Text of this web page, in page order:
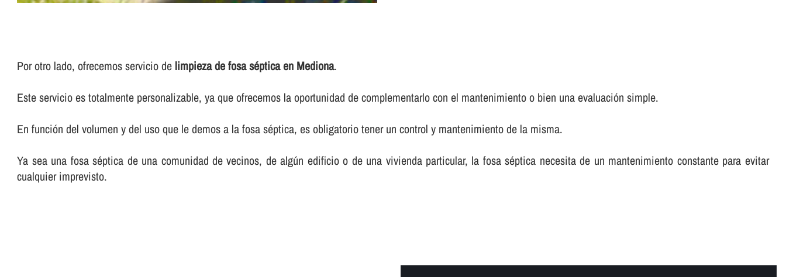
Por otro lado, ofrecemos servicio de limpieza de fosa séptica en Mediona.
Este servicio es totalmente personalizable, ya que ofrecemos la oportunidad de complementarlo con el mantenimiento o bien una evaluación simple.
En función del volumen y del uso que le demos a la fosa séptica, es obligatorio tener un control y mantenimiento de la misma.
Ya sea una fosa séptica de una comunidad de vecinos, de algún edificio o de una vivienda particular, la fosa séptica necesita de un mantenimiento constante para evitar
cualquier imprevisto.